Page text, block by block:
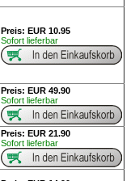
Preis: EUR 10.95
Sofort lieferbar
Preis: EUR 49.90
Sofort lieferbar
Preis: EUR 21.90
Sofort lieferbar